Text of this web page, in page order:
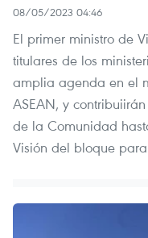
08/05/2023 04:46
El primer ministro de
titulares de los
amplia agenda en el
ASEAN, y
de la Comunidad
Visión del bloque